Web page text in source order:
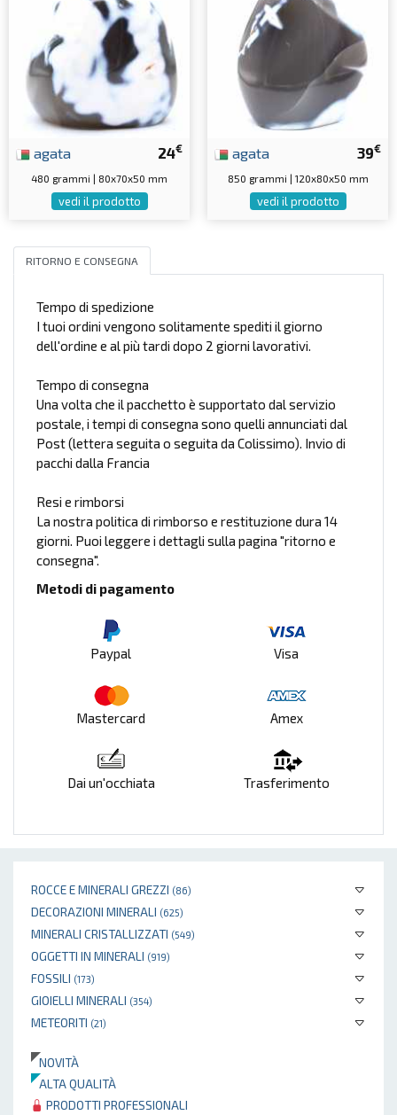
ROCCE E MINERALI GREZZI (86)
DECORAZIONI MINERALI (625)
MINERALI CRISTALLIZZATI (549)
OGGETTI IN MINERALI (919)
FOSSILI (173)
GIOIELLI MINERALI (354)
METEORITI (21)
NOVITÀ
ALTA QUALITÀ
PRODOTTI PROFESSIONALI
24€
agata
480 grammi | 80x70x50 mm
vedi il prodotto
39€
agata
850 grammi | 120x80x50 mm
vedi il prodotto
RITORNO E CONSEGNA
Tempo di spedizione
I tuoi ordini vengono solitamente spediti il giorno
dell'ordine e al più tardi dopo 2 giorni lavorativi.
Tempo di consegna
Una volta che il pacchetto è supportato dal servizio
postale, i tempi di consegna sono quelli annunciati dal
Post (lettera seguita o seguita da Colissimo). Invio di
pacchi dalla Francia
Resi e rimborsi
La nostra politica di rimborso e restituzione dura 14
giorni. Puoi leggere i dettagli sulla pagina "ritorno e
consegna".
Metodi di pagamento
Paypal Visa
Mastercard Amex
Dai un'occhiata Trasferimento